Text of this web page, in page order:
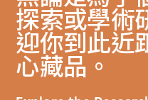
探索或學術
迎你到此近
心藏品。